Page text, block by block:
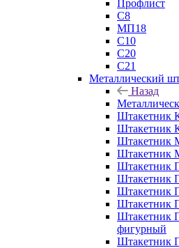
Профлист
С8
МП18
С10
С20
С21
Металлический
Назад
Штакетник
Штакетник
Штакетник
Штакетник
Штакетник
Штакетник
Штакетник
Штакетник
Штакетник
фигурный
Штакетник